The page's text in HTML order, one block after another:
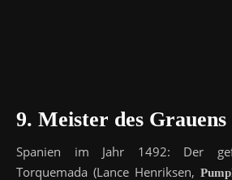
9. Meister des Grauens
Spanien im Jahr 1492: Der
Torquemada (Lance Henriksen,